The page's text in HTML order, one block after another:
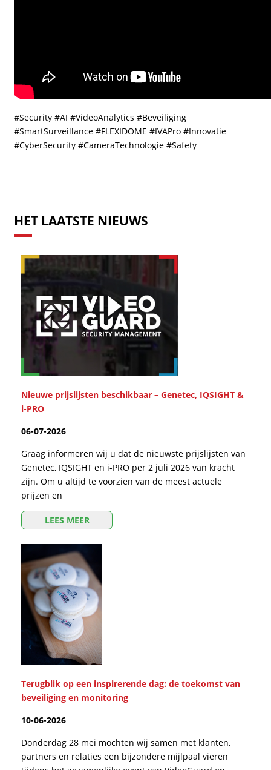
#Security #AI #VideoAnalytics #Beveiliging
#SmartSurveillance #FLEXIDOME #IVAPro #Innovatie
#CyberSecurity #CameraTechnologie #Safety
HET LAATSTE NIEUWS
Nieuwe prijslijsten beschikbaar – Genetec, IQSIGHT &
i-PRO
06-07-2026
Graag informeren wij u dat de nieuwste prijslijsten van
Genetec, IQSIGHT en i-PRO per 2 juli 2026 van kracht
zijn. Om u altijd te voorzien van de meest actuele
prijzen en
LEES MEER
Terugblik op een inspirerende dag: de toekomst van
beveiliging en monitoring
10-06-2026
Donderdag 28 mei mochten wij samen met klanten,
partners en relaties een bijzondere mijlpaal vieren